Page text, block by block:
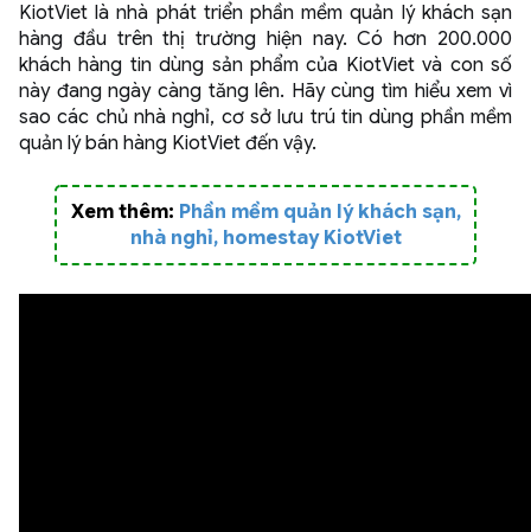
KiotViet là nhà phát triển phần mềm quản lý khách sạn
hàng đầu trên thị trường hiện nay. Có hơn 200.000
khách hàng tin dùng sản phẩm của KiotViet và con số
này đang ngày càng tăng lên. Hãy cùng tìm hiểu xem vì
sao các chủ nhà nghỉ, cơ sở lưu trú tin dùng phần mềm
quản lý bán hàng KiotViet đến vậy.
Xem thêm: Phần mềm quản lý khách sạn,
nhà nghỉ, homestay KiotViet